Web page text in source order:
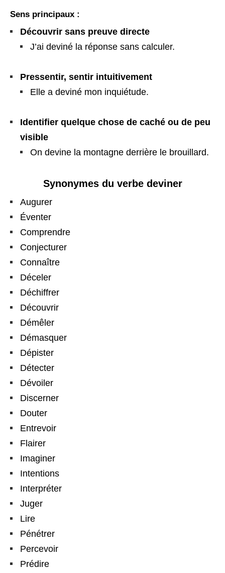
Sens principaux :
Découvrir sans preuve directe
J’ai deviné la réponse sans calculer.
Pressentir, sentir intuitivement
Elle a deviné mon inquiétude.
Identifier quelque chose de caché ou de peu
visible
On devine la montagne derrière le brouillard.
Synonymes du verbe deviner
Augurer
Éventer
Comprendre
Conjecturer
Connaître
Déceler
Déchiffrer
Découvrir
Démêler
Démasquer
Dépister
Détecter
Dévoiler
Discerner
Douter
Entrevoir
Flairer
Imaginer
Intentions
Interpréter
Juger
Lire
Pénétrer
Percevoir
Prédire